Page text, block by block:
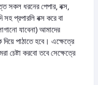
সকল ধরনের পেপার, বক্স,
সহ প্রপারলি বক্স করে বা
যাবেনা) আমাদের
পাঠাতে হবে। এক্ষেত্রে
চেষ্টা করবো তবে সেক্ষেত্রে